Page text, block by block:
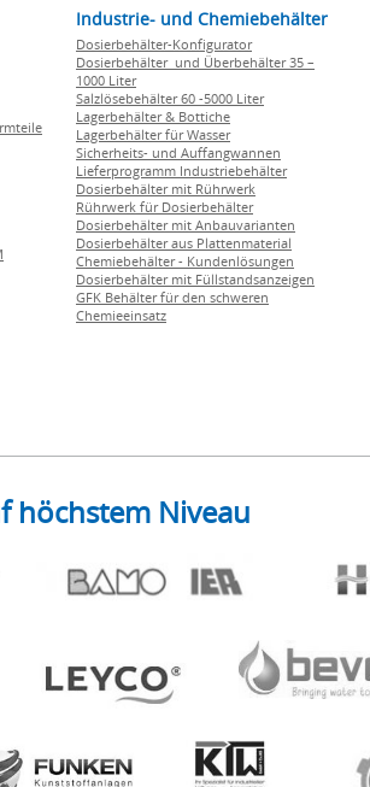
Industrie- und Chemiebehälter
Dosierbehälter-Konfigurator
Dosierbehälter und Überbehälter 35 –
1000 Liter
Salzlösebehälter 60 -5000 Liter
Lagerbehälter & Bottiche
Lagerbehälter für Wasser
Sicherheits- und Auffangwannen
Lieferprogramm Industriebehälter
Dosierbehälter mit Rührwerk
Rührwerk für Dosierbehälter
Dosierbehälter mit Anbauvarianten
Dosierbehälter aus Plattenmaterial
Chemiebehälter - Kundenlösungen
Dosierbehälter mit Füllstandsanzeigen
GFK Behälter für den schweren
Chemieeinsatz
höchstem Niveau